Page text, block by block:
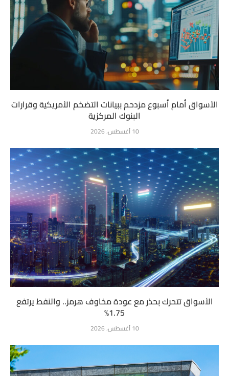
الأسواق أمام أسبوع مزدحم ببيانات التضخم الأمريكية وقرارات
البنوك المركزية
10 أغسطس، 2026
الأسواق تتحرك بحذر مع عودة مخاوف هرمز.. والنفط يرتفع
1.75%
10 أغسطس، 2026